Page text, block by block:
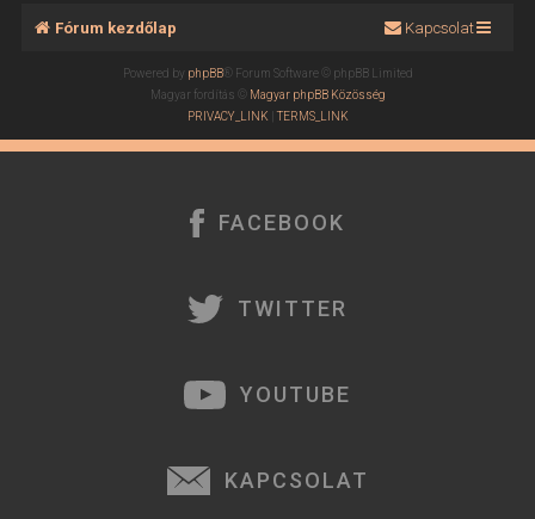
Fórum kezdőlap Kapcsolat
Powered by phpBB® Forum Software © phpBB Limited
Magyar fordítás ©
Magyar phpBB Közösség
PRIVACY_LINK| TERMS_LINK
FACEBOOK
TWITTER
YOUTUBE
KAPCSOLAT